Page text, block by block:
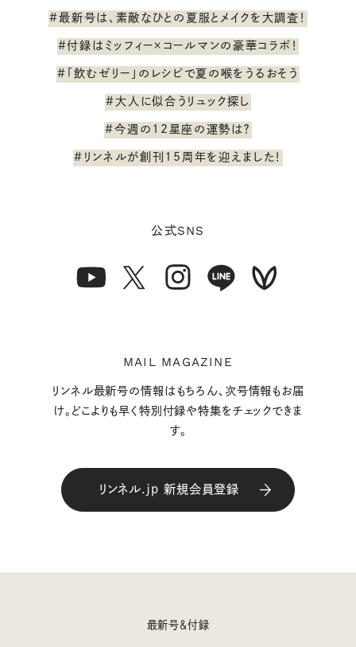
#最新号は、素敵なひとの夏服とメイクを大調査！
#付録はミッフィー×コールマンの豪華コラボ！
#「飲むゼリー」のレシピで夏の喉をうるおそう
#大人に似合うリュック探し
#今週の12星座の運勢は？
#リンネルが創刊15周年を迎えました！
公式SNS
MAIL MAGAZINE
リンネル最新号の情報はもちろん、次号情報もお届
け。どこよりも早く特別付録や特集をチェックできま
す。
リンネル.jp 新規会員登録
最新号＆付録